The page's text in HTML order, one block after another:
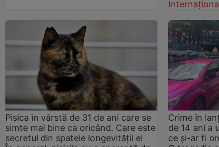
Pisica în vârstă de 31 de ani care se
simte mai bine ca oricând. Care este
secretul din spatele longevității ei
Crime în
de 14 ani a
ce și-ar fi